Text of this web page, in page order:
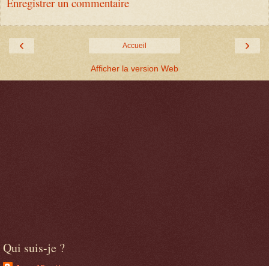
‹ ›
Accueil
Afficher la version Web
Qui suis-je ?